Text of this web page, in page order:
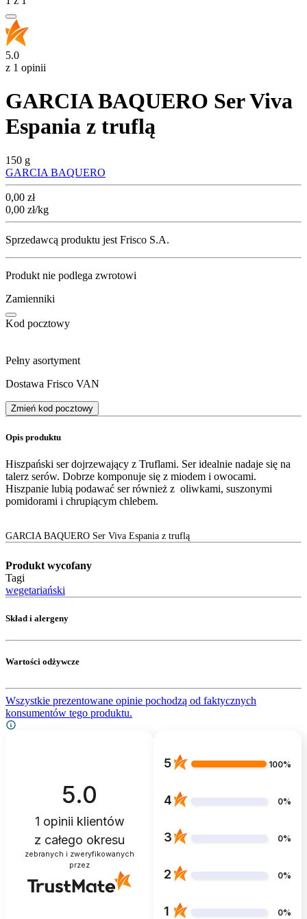
5.0
z 1 opinii
GARCIA BAQUERO Ser Viva
Espania z truflą
150 g
GARCIA BAQUERO
Cena
0,00 zł
0,00 zł/kg
Sprzedawcą produktu jest Frisco S.A.
Produkt nie podlega zwrotowi
Zamienniki
Kod pocztowy
Pełny asortyment
Dostawa Frisco VAN
Zmień kod pocztowy
Opis produktu
Hiszpański ser dojrzewający z Truflami. Ser idealnie nadaje się na
talerz serów. Dobrze komponuje się z miodem i owocami.
Hiszpanie lubią podawać ser również z oliwkami, suszonymi
pomidorami i chrupiącym chlebem.
GARCIA BAQUERO Ser Viva Espania z truflą
Produkt wycofany
Tagi
wegetariański
Skład i alergeny
Wartości odżywcze
Wszystkie prezentowane opinie pochodzą od faktycznych
konsumentów tego produktu.
5.0
1 opinii klientów
z całego okresu
zebranych i zweryfikowanych
przez
5 100%
4 0%
3 0%
2 0%
1 0%